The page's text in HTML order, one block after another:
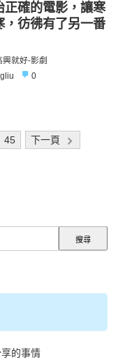
正確的電影，讓寒
，彷彿有了另一番
興就好-影劇
0
45 下一頁
的事情